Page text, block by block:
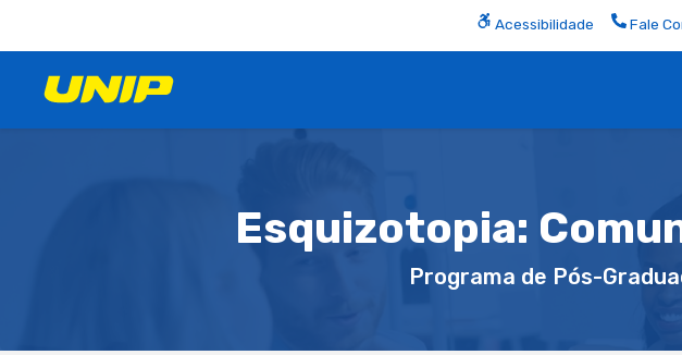
Acessibilidade Fale
Esquizotopia:
Programa de Pós-